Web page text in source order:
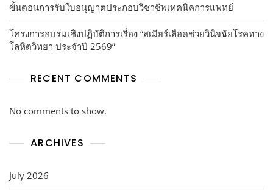
ขั้นตอนการรับใบอนุญาตประกอบวิชาชีพเทคนิคการแพทย์
โครงการอบรมเชิงปฏิบัติการเรื่อง “สเมียร์เลือดช่วยวินิจฉัยโรคทาง
โลหิตวิทยา ประจำปี 2569”
RECENT COMMENTS
No comments to show.
ARCHIVES
July 2026